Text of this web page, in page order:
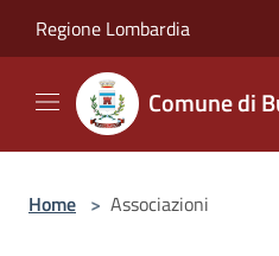
Regione Lombardia
Comune di
Home > Associazioni